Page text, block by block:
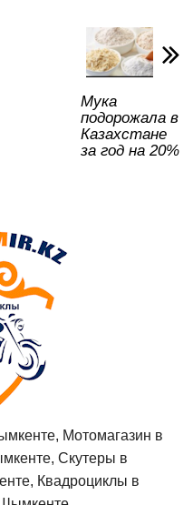
и
ть
Мука
подорожала в
Казахстане
за год на 20%
Мотомагазин в
Скутеры в
Квадроциклы в